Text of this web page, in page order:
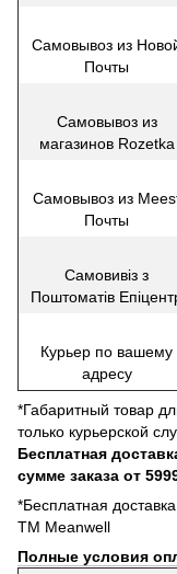
Самовывоз из
Почты
Самовывоз из
магазинов Rozetka
Самовывоз из
Почты
Самовивіз з
Поштоматів
Курьер по вашему
адресу
*Габаритный товар
только курьерской
Бесплатная
сумме заказа от
*Бесплатная
ТМ Meanwell
Полные условия